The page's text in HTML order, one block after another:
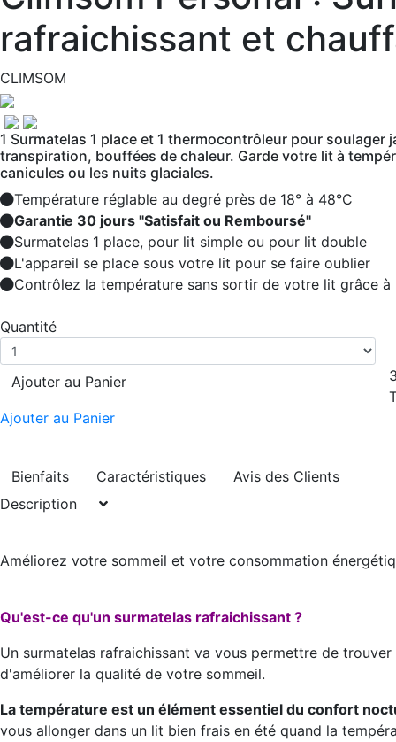
rafraichissant et
CLIMSOM
1 Surmatelas 1 place et 1 thermocontrôleur pour
transpiration, bouffées de chaleur. Garde votre lit à
canicules ou les nuits glaciales.
Température réglable au degré près de 18° à 48°C
Garantie 30 jours "Satisfait ou Remboursé"
Surmatelas 1 place, pour lit simple ou pour lit double
L'appareil se place sous votre lit pour se faire oublier
Contrôlez la température sans sortir de votre lit grâce à
Quantité
Ajouter au Panier
Ajouter au Panier
Bienfaits Caractéristiques
Avis des Clients
Description
Améliorez votre sommeil et votre consommation
Qu'est-ce qu'un surmatelas rafraichissant ?
Un surmatelas rafraichissant va vous permettre de
d'améliorer la qualité de votre sommeil.
La température est un élément essentiel du confort
vous allonger dans un lit bien frais en été quand la